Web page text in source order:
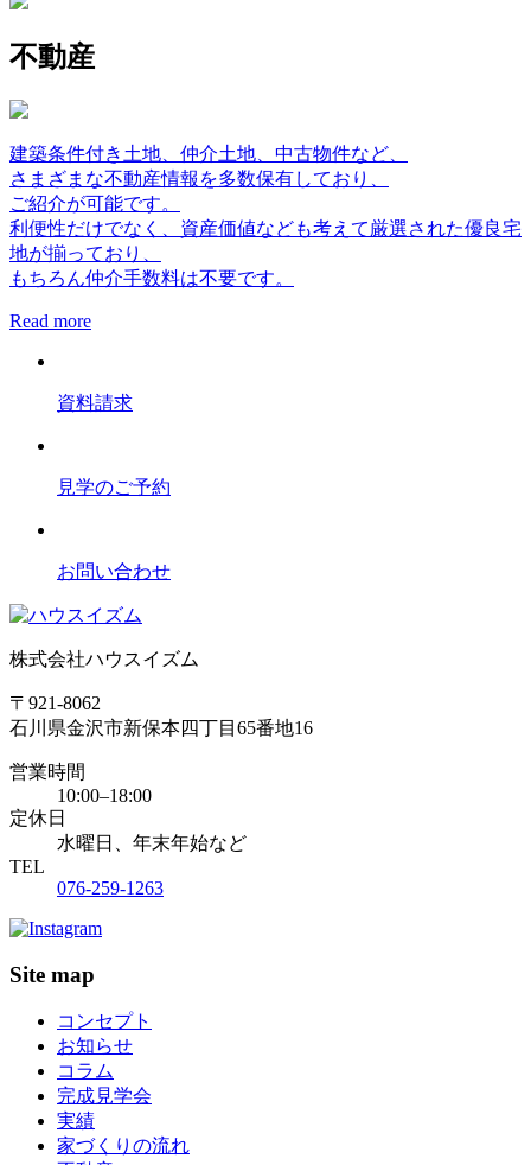
不動産
建築条件付き土地、仲介土地、中古物件など、
さまざまな不動産情報を多数保有しており、
ご紹介が可能です。
利便性だけでなく、資産価値なども考えて厳選された優良宅
地が揃っており、
もちろん仲介手数料は不要です。
Read more
資料請求
見学のご予約
お問い合わせ
株式会社ハウスイズム
〒921-8062
石川県金沢市新保本四丁目65番地16
営業時間
10:00–18:00
定休日
水曜日、年末年始など
TEL
076-259-1263
Site map
コンセプト
お知らせ
コラム
完成見学会
実績
家づくりの流れ